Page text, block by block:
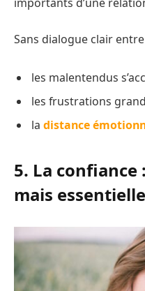
Sans dialogue clair
les malentendus
les frustrations
la distance
5. La confiance
mais essentielle